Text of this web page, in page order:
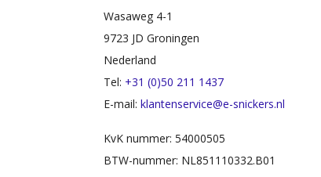
Wasaweg 4-1
9723 JD Groningen
Nederland
Tel: +31 (0)50 211 1437
E-mail: klantenservice@e-snickers.nl
KvK nummer: 54000505
BTW-nummer: NL851110332.B01